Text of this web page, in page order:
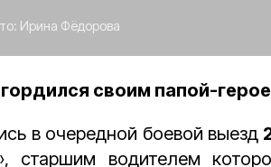
Ирина Фёдорова
своим папой-
в очередной боевой выезд
старшим водителем